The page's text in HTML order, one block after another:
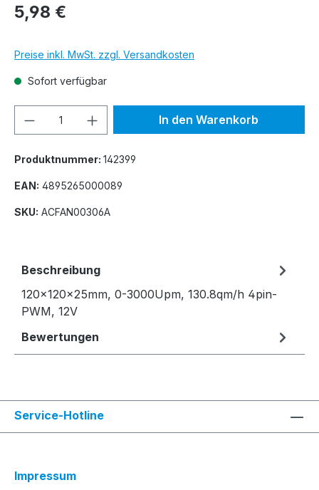
5,98 €
Preise inkl. MwSt. zzgl. Versandkosten
Sofort verfügbar
Produkt Anzahl: Gib denIn den Warenkorb
Produktnummer: 142399
EAN: 4895265000089
SKU: ACFAN00306A
Beschreibung
120x120x25mm, 0-3000Upm, 130.8qm/h 4pin-
PWM, 12V
Bewertungen
Service-Hotline
Impressum